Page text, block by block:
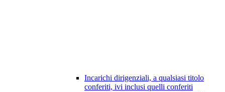
Incarichi dirigenziali, a qualsiasi titolo
conferiti, ivi inclusi quelli conferiti